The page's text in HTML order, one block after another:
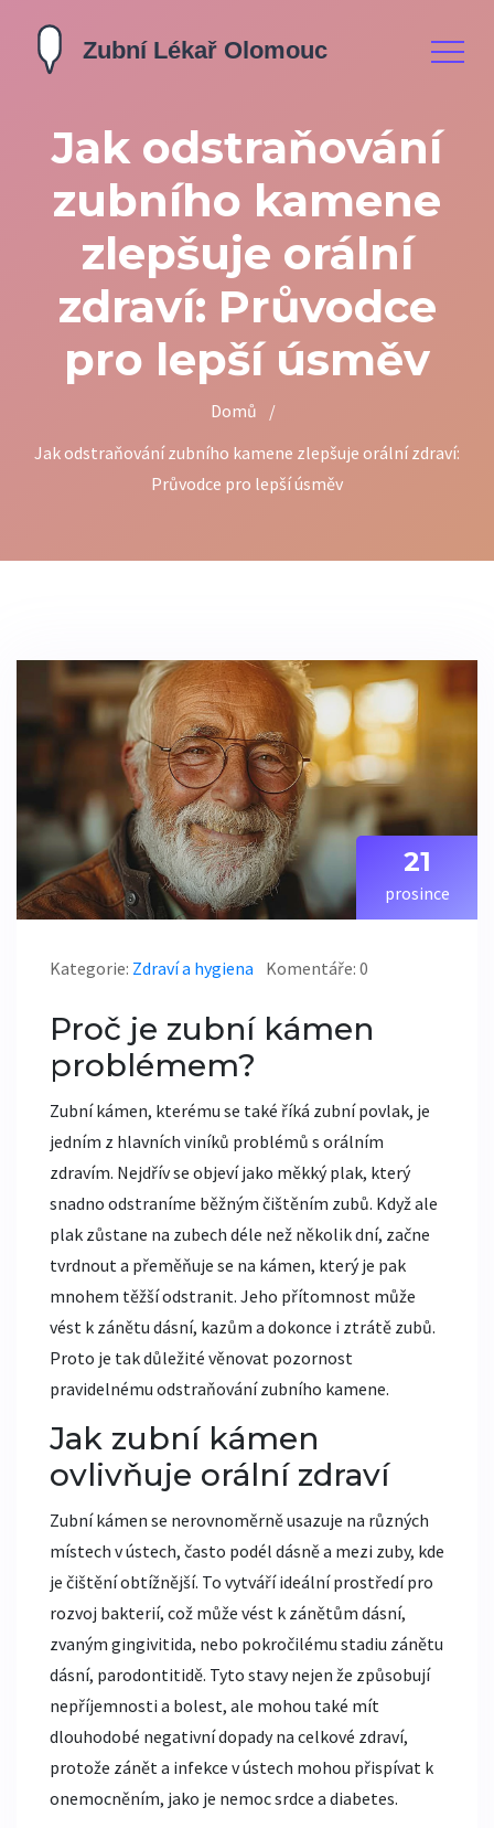
Jak odstraňování
zubního kamene
zlepšuje orální
zdraví: Průvodce
pro lepší úsměv
Domů
/
Jak odstraňování zubního kamene zlepšuje orální zdraví:
Průvodce pro lepší úsměv
21
prosince
Kategorie: Zdraví a hygiena Komentáře: 0
Proč je zubní kámen
problémem?
Zubní kámen, kterému se také říká zubní povlak, je
jedním z hlavních viníků problémů s orálním
zdravím. Nejdřív se objeví jako měkký plak, který
snadno odstraníme běžným čištěním zubů. Když ale
plak zůstane na zubech déle než několik dní, začne
tvrdnout a přeměňuje se na kámen, který je pak
mnohem těžší odstranit. Jeho přítomnost může
vést k zánětu dásní, kazům a dokonce i ztrátě zubů.
Proto je tak důležité věnovat pozornost
pravidelnému odstraňování zubního kamene.
Jak zubní kámen
ovlivňuje orální zdraví
Zubní kámen se nerovnoměrně usazuje na různých
místech v ústech, často podél dásně a mezi zuby, kde
je čištění obtížnější. To vytváří ideální prostředí pro
rozvoj bakterií, což může vést k zánětům dásní,
zvaným gingivitida, nebo pokročilému stadiu zánětu
dásní, parodontitidě. Tyto stavy nejen že způsobují
nepříjemnosti a bolest, ale mohou také mít
dlouhodobé negativní dopady na celkové zdraví,
protože zánět a infekce v ústech mohou přispívat k
onemocněním, jako je nemoc srdce a diabetes.